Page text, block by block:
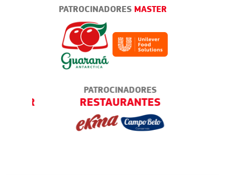
PATROCINADORES MASTER
PATROCINADORES
RESTAURANTES